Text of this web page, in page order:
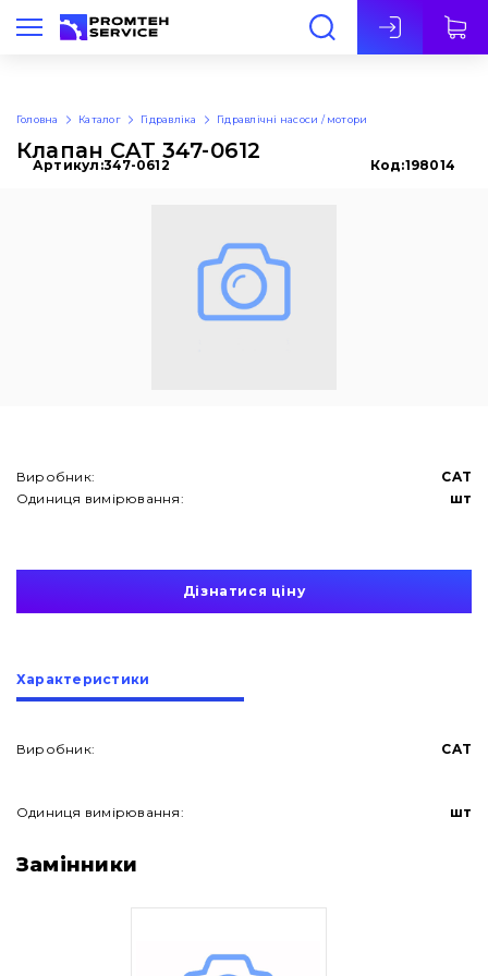
Укр
Про нас
Головна Каталог Гідравліка Гідравлічні насоси / мотори
Клапан CAT 347-0612
Артикул:347-0612 Код:198014
Виробник:
CAT
Одиниця вимірювання:
шт
Дізнатися ціну
Характеристики
Виробник: CAT
Одиниця вимірювання: шт
Замінники